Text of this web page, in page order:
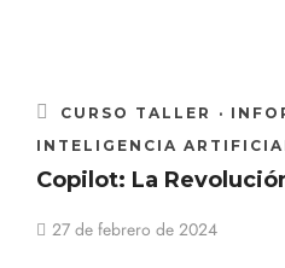
CURSO TALLER ·
INTELIGENCIA
Copilot: La
27 de febrero de 2024